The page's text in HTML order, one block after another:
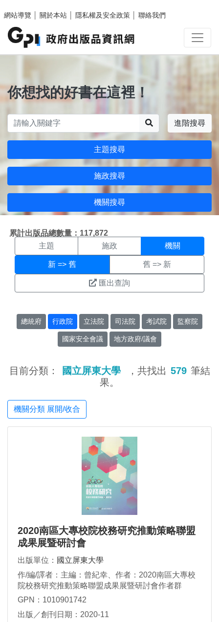
網站導覽
關於本站 隱私權及安全政策 聯絡我們
你想找的好書在這裡！
進階搜尋
主題搜尋
施政搜尋
機關搜尋
累計出版品總數量：117,872
機關搜尋結果頁面
主題 施政 機關
新 => 舊 舊 => 新
匯出查詢
總統府 行政院 立法院 司法院 考試院 監察院
國家安全會議 地方政府/議會
目前分類： 國立屏東大學 ，共找出 579 筆結
果。
機關分類 展開/收合
2020南區大專校院校務研究推動策略聯盟
成果展暨研討會
出版單位： 國立屏東大學
作/編/譯者：主編：曾紀幸、作者：2020南區大專校
院校務研究推動策略聯盟成果展暨研討會作者群
GPN：1010901742
出版／創刊日期：2020-11